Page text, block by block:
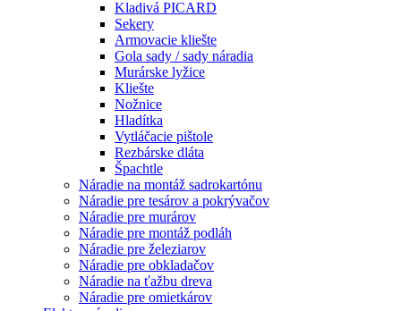
Kladivá PICARD
Sekery
Armovacie kliešte
Gola sady / sady náradia
Murárske lyžice
Kliešte
Nožnice
Hladítka
Vytláčacie pištole
Rezbárske dláta
Špachtle
Náradie na montáž sadrokartónu
Náradie pre tesárov a pokrývačov
Náradie pre murárov
Náradie pre montáž podláh
Náradie pre železiarov
Náradie pre obkladačov
Náradie na ťažbu dreva
Náradie pre omietkárov